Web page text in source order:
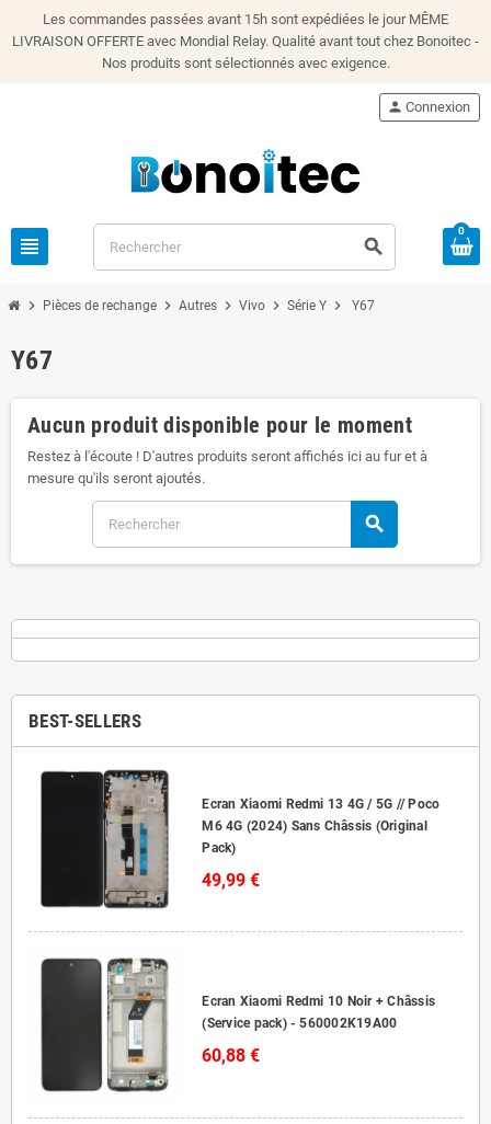
Les commandes passées avant 15h sont expédiées le jour MÊME
LIVRAISON OFFERTE avec Mondial Relay. Qualité avant tout chez Bonoitec -
Nos produits sont sélectionnés avec exigence.
view_headline search
person Connexion
0
chevron_right Pièces de rechange chevron_right Autres chevron_right Vivo chevron_right Série Y chevron_right Y67
BEST-SELLERS
Ecran Xiaomi Redmi 13 4G / 5G // Poco
M6 4G (2024) Sans Châssis (Original
Pack)
49,99 €
Ecran Xiaomi Redmi 10 Noir + Châssis
(Service pack) - 560002K19A00
60,88 €
Y67
Aucun produit disponible pour le moment
Restez à l'écoute ! D'autres produits seront affichés ici au fur et à
mesure qu'ils seront ajoutés.
search